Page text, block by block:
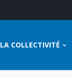
LA COLLECTIVITÉ